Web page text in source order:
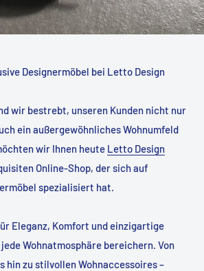
Designermöbel bei Letto Design
wir bestrebt, unseren Kunden nicht nur
ein außergewöhnliches Wohnumfeld
wir Ihnen heute Letto Design
Online-Shop, der sich auf
spezialisiert hat.
Eleganz, Komfort und einzigartige
Wohnatmosphäre bereichern. Von
hin zu stilvollen Wohnaccessoires –